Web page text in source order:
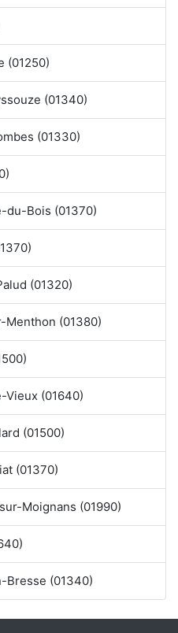
(01250)
(01340)
(01330)
du-Bois (01370)
(01320)
Menthon (01380)
Vieux (01640)
(01500)
(01370)
Moignans (01990)
Bresse (01340)